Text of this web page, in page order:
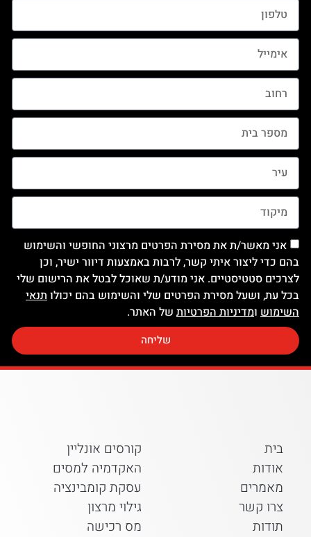
אני מאשר/ת את מסירת הפרטים מרצוני החופשי והשימוש
בהם כדי ליצור איתי קשר, לרבות באמצעות דיוור ישיר, וכן
לצרכים סטטיסטיים. אני מודע/ת שאוכל לבטל את הרישום שלי
בכל עת, ושעל מסירת הפרטים שלי והשימוש בהם יכולו תנאי
השימוש ומדיניות הפרטיות של האתר.
שליחה
בית
אודות
מאמרים
צרו קשר
תודות
קורסים אונליין
האקדמיה למסים
עסקת קומבינציה
גילוי מרצון
מס רכישה